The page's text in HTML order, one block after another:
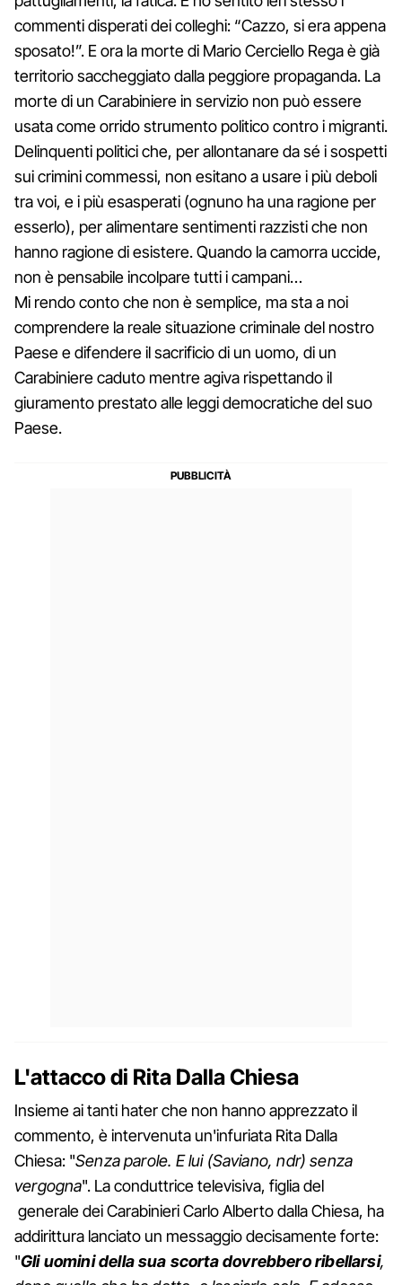
commenti disperati dei colleghi: “Cazzo, si era appena
sposato!”. E ora la morte di Mario Cerciello Rega è già
territorio saccheggiato dalla peggiore propaganda. La
morte di un Carabiniere in servizio non può essere
usata come orrido strumento politico contro i migranti.
Delinquenti politici che, per allontanare da sé i sospetti
sui crimini commessi, non esitano a usare i più deboli
tra voi, e i più esasperati (ognuno ha una ragione per
esserlo), per alimentare sentimenti razzisti che non
hanno ragione di esistere. Quando la camorra uccide,
non è pensabile incolpare tutti i campani…
Mi rendo conto che non è semplice, ma sta a noi
comprendere la reale situazione criminale del nostro
Paese e difendere il sacrificio di un uomo, di un
Carabiniere caduto mentre agiva rispettando il
giuramento prestato alle leggi democratiche del suo
Paese.
L'attacco di Rita Dalla Chiesa
Insieme ai tanti hater che non hanno apprezzato il
commento, è intervenuta un'infuriata Rita Dalla
Chiesa: "Senza parole. E lui (Saviano, ndr) senza
vergogna". La conduttrice televisiva, figlia del
generale dei Carabinieri Carlo Alberto dalla Chiesa, ha
addirittura lanciato un messaggio decisamente forte:
"Gli uomini della sua scorta dovrebbero ribellarsi,